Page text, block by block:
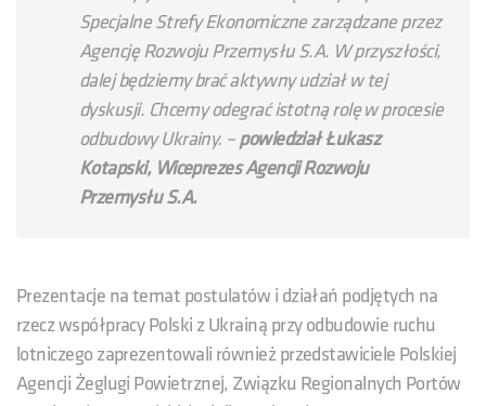
Specjalne Strefy Ekonomiczne zarządzane przez
Agencję Rozwoju Przemysłu S.A. W przyszłości,
dalej będziemy brać aktywny udział w tej
dyskusji. Chcemy odegrać istotną rolę w procesie
odbudowy Ukrainy. –powiedział Łukasz
Kotapski, Wiceprezes Agencji Rozwoju
Przemysłu S.A.
Prezentacje na temat postulatów i działań podjętych na
rzecz współpracy Polski z Ukrainą przy odbudowie ruchu
lotniczego zaprezentowali również przedstawiciele Polskiej
Agencji Żeglugi Powietrznej, Związku Regionalnych Portów